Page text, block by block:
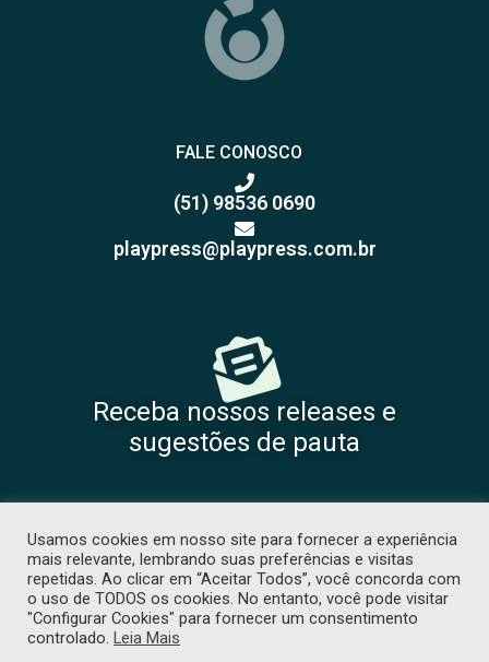
FALE CONOSCO
(51) 98536 0690
playpress@playpress.com.br
Receba nossos releases e
sugestões de pauta
COPYRIGHT 2026 © TODOS OS DIREITOS RESERVADOS. PROIBIDA CÓPIA
SEM PRÉVIA AUTORIZAÇÃO. -
Usamos cookies em nosso site para fornecer a experiência
mais relevante, lembrando suas preferências e visitas
repetidas. Ao clicar em “Aceitar Todos”, você concorda com
o uso de TODOS os cookies. No entanto, você pode visitar
"Configurar Cookies" para fornecer um consentimento
controlado. Leia Mais